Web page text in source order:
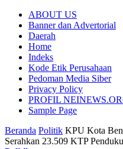
ABOUT US
Banner dan Advertorial
Daerah
Home
Indeks
Kode Etik Perusahaan
Pedoman Media Siber
Privacy Policy
PROFIL
Sample Page
Beranda Politik KPU Kota
Serahkan 23.509 KTP